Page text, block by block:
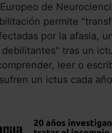
de
permite
por la afasia,
tras un
leer o
un ictus cada